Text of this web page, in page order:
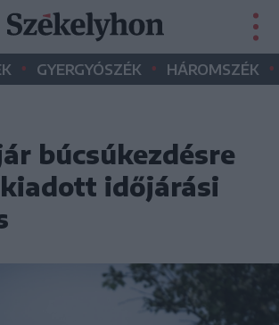
• GYERGYÓSZÉK • HÁROMSZÉK •
búcsúkezdésre
időjárási